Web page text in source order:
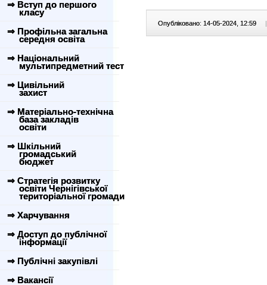
⇒ Вступ до першого
класу
⇒ Профільна загальна
середня освіта
⇒ Національний
мультипредметний тест
⇒ Цивільний
захист
⇒ Матеріально-технічна
база закладів
освіти
⇒ Шкільний
громадський
бюджет
⇒ Стратегія розвитку
освіти Чернігівської
територіальної громади
⇒ Харчування
⇒ Доступ до публічної
інформації
⇒ Публічні закупівлі
⇒ Вакансії
Опубліковано: 14-05-2024, 12:59 |